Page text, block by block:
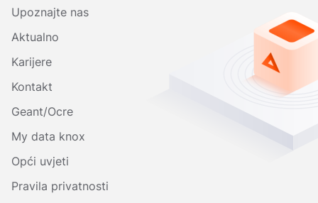
Upoznajte nas
Aktualno
Karijere
Kontakt
Geant/Ocre
My data knox
Opći uvjeti
Pravila privatnosti